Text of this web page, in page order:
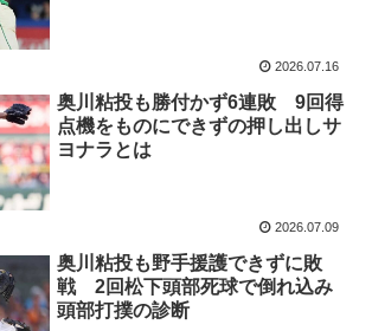
2026.07.16
奥川粘投も勝付かず6連敗 9回得
点機をものにできずの押し出しサ
ヨナラとは
2026.07.09
奥川粘投も野手援護できずに敗
戦 2回松下頭部死球で倒れ込み
頭部打撲の診断